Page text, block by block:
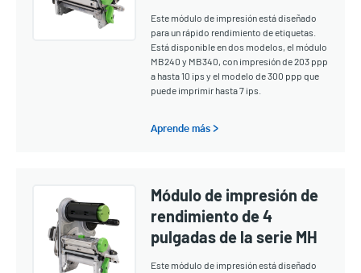
Este módulo de impresión está diseñado
para un rápido rendimiento de etiquetas.
Está disponible en dos modelos, el módulo
MB240 y MB340, con impresión de 203 ppp
a hasta 10 ips y el modelo de 300 ppp que
puede imprimir hasta 7 ips.
Aprende más >
Módulo de impresión de
rendimiento de 4
pulgadas de la serie MH
Este módulo de impresión está diseñado